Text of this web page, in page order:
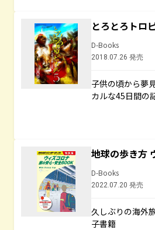
とろとろト
D-Books
2018.07.26 発売
子供の頃から夢
カルな45日間の
地球の歩き方
D-Books
2022.07.20 発売
久しぶりの海外
子書籍